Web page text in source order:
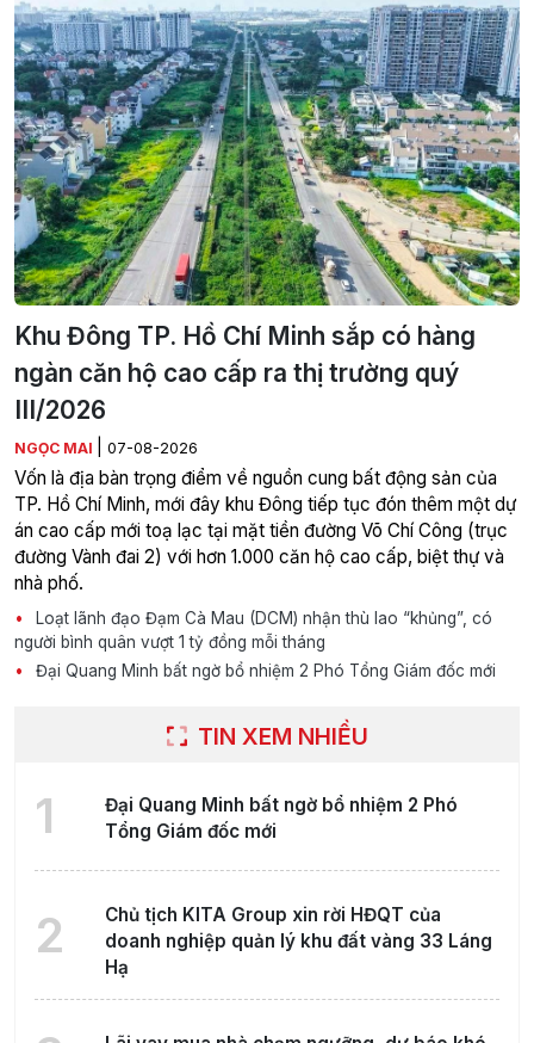
Khu Đông TP. Hồ Chí Minh sắp có hàng
ngàn căn hộ cao cấp ra thị trường quý
III/2026
NGỌC MAI 07-08-2026
Vốn là địa bàn trọng điểm về nguồn cung bất động sản của
TP. Hồ Chí Minh, mới đây khu Đông tiếp tục đón thêm một dự
án cao cấp mới toạ lạc tại mặt tiền đường Võ Chí Công (trục
đường Vành đai 2) với hơn 1.000 căn hộ cao cấp, biệt thự và
nhà phố.
Loạt lãnh đạo Đạm Cà Mau (DCM) nhận thù lao “khủng”, có
người bình quân vượt 1 tỷ đồng mỗi tháng
Đại Quang Minh bất ngờ bổ nhiệm 2 Phó Tổng Giám đốc mới
TIN XEM NHIỀU
1
Đại Quang Minh bất ngờ bổ nhiệm 2 Phó
Tổng Giám đốc mới
2
Chủ tịch KITA Group xin rời HĐQT của
doanh nghiệp quản lý khu đất vàng 33 Láng
Hạ